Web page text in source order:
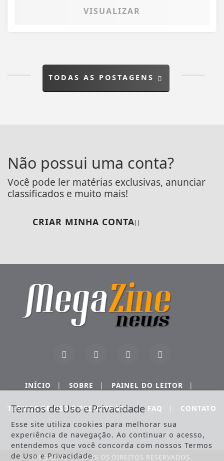
VISUALIZAR
TODAS AS POSTAGENS
Não possui uma conta?
Você pode ler matérias exclusivas, anunciar
classificados e muito mais!
CRIAR MINHA CONTA
INÍCIO | SOBRE | PAINEL DO LEITOR |
TERMOS DE USO E PRIVACIDADE | FAQ | CONTATO
MEGAZINE - TODOS OS DIREITOS RESERVADOS.
Termos de Uso e Privacidade
Esse site utiliza cookies para melhorar sua
experiência de navegação. Ao continuar o acesso,
entendemos que você concorda com nossos Termos
de Uso e Privacidade.